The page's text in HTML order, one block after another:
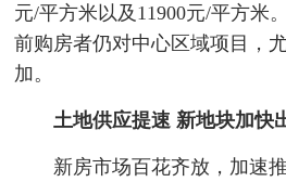
元/平方米以及11900元/平方米
前购房者仍对中心区域项目，
加。
土地供应提速 新地块加快
新房市场百花齐放，加速